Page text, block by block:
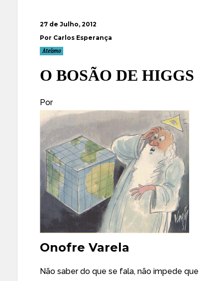
27 de Julho, 2012
Por Carlos Esperança
Ateísmo
O BOSÃO DE HIGGS
Por
Onofre Varela
Não saber do que se fala, não impede que